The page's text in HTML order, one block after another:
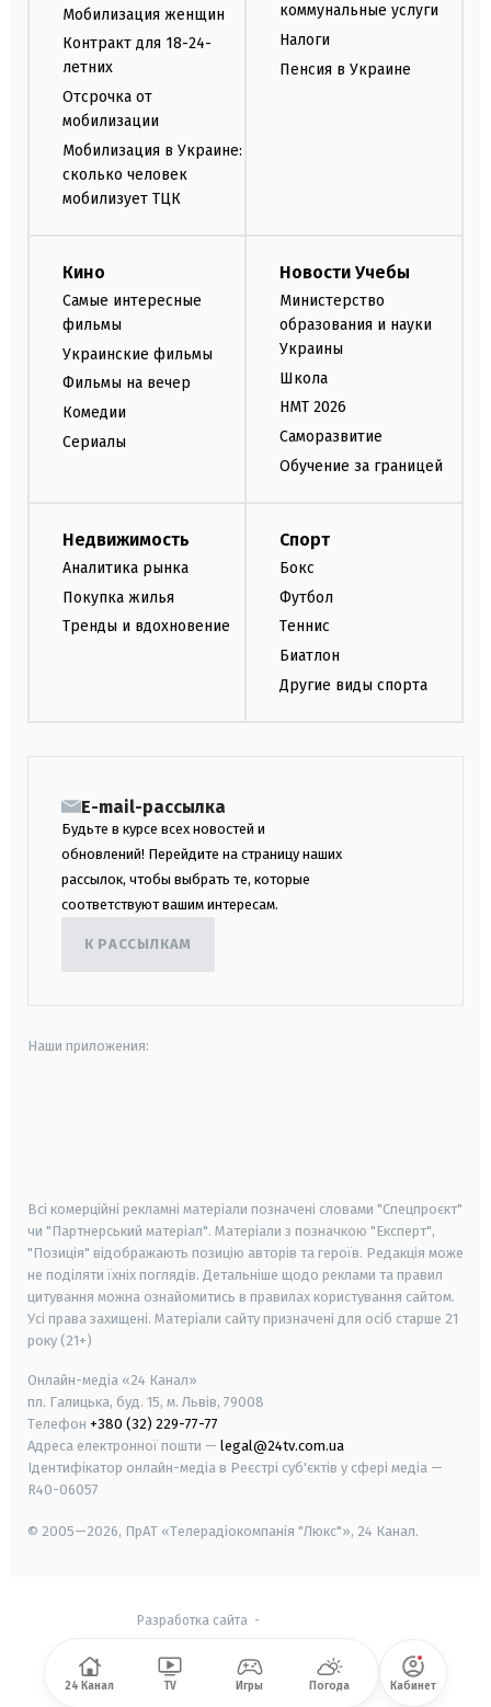
Мобилизация женщин
Контракт для 18-24-
летних
Отсрочка от
мобилизации
Мобилизация в Украине:
сколько человек
мобилизует ТЦК
коммунальные услуги
Налоги
Пенсия в Украине
Кино
Самые интересные
фильмы
Украинские фильмы
Фильмы на вечер
Комедии
Сериалы
Новости Учебы
Министерство
образования и науки
Украины
Школа
НМТ 2026
Саморазвитие
Обучение за границей
Недвижимость
Аналитика рынка
Покупка жилья
Тренды и вдохновение
Спорт
Бокс
Футбол
Теннис
Биатлон
Другие виды спорта
E-mail-рассылка
Будьте в курсе всех новостей и
обновлений! Перейдите на страницу наших
рассылок, чтобы выбрать те, которые
соответствуют вашим интересам.
К РАССЫЛКАМ
Наши приложения:
Всі комерційні рекламні матеріали позначені словами "Спецпроєкт"
чи "Партнерський матеріал". Матеріали з позначкою "Експерт",
"Позиція" відображають позицію авторів та героїв. Редакція може
не поділяти їхніх поглядів. Детальніше щодо реклами та правил
цитування можна ознайомитись в правилах користування сайтом.
Усі права захищені. Матеріали сайту призначені для осіб старше 21
року (21+)
Онлайн-медіа «24 Канал»
пл. Галицька, буд. 15, м. Львів, 79008
Телефон +380 (32) 229-77-77
Адреса електронної пошти — legal@24tv.com.ua
Ідентифікатор онлайн-медіа в Реєстрі суб'єктів у сфері медіа —
R40-06057
© 2005—2026, ПрАТ «Телерадіокомпанія "Люкс"», 24 Канал.
Разработка сайта -
24 Канал TV Игры Погода Кабинет